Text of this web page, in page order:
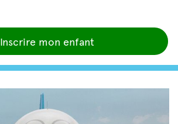
Inscrire mon enfant